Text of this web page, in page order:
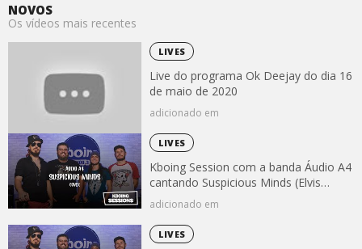
NOVOS
Os vídeos mais recentes
LIVES
Live do programa Ok Deejay do dia 16
de maio de 2020
adicionado em
LIVES
Kboing Session com a banda Áudio A4
cantando Suspicious Minds (Elvis
Presley)
adicionado em
LIVES